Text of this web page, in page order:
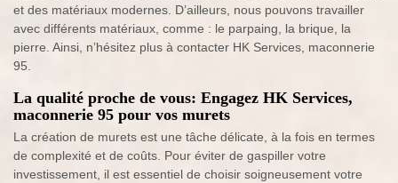
et des matériaux modernes. D’ailleurs, nous pouvons travailler
avec différents matériaux, comme : le parpaing, la brique, la
pierre. Ainsi, n’hésitez plus à contacter HK Services, maconnerie
95.
La qualité proche de vous: Engagez HK Services,
maconnerie 95 pour vos murets
La création de murets est une tâche délicate, à la fois en termes
de complexité et de coûts. Pour éviter de gaspiller votre
investissement, il est essentiel de choisir soigneusement votre